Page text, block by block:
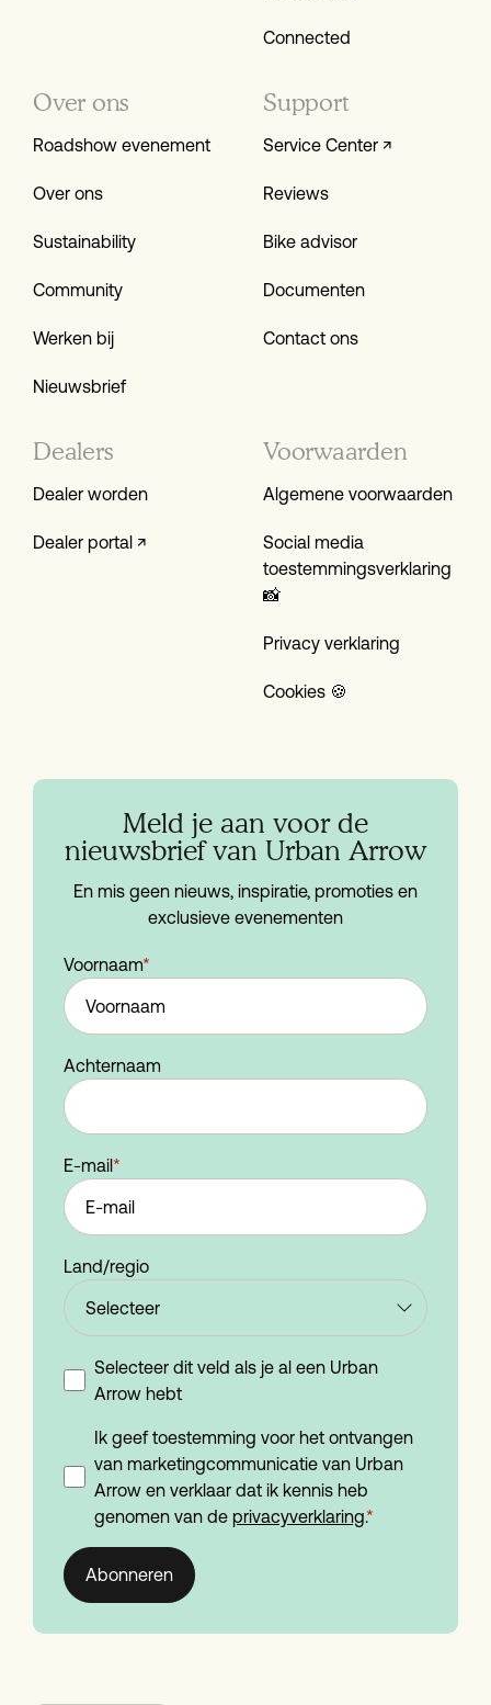
Connected
Over ons
Roadshow evenement
Over ons
Sustainability
Community
Werken bij
Nieuwsbrief
Support
Service Center ↗
Reviews
Bike advisor
Documenten
Contact ons
Dealers
Dealer worden
Dealer portal ↗
Voorwaarden
Algemene voorwaarden
Social media
toestemmings­verklaring
📸
Privacy verklaring
Cookies 🍪
Meld je aan voor de
nieuwsbrief van Urban Arrow
En mis geen nieuws, inspiratie, promoties en
exclusieve evenementen
Voornaam*
Achternaam
E-mail *
Land/regio
Selecteer dit veld als je al een Urban
Arrow hebt
Ik geef toestemming voor het ontvangen
van marketingcommunicatie van Urban
Arrow en verklaar dat ik kennis heb
genomen van de privacyverklaring*